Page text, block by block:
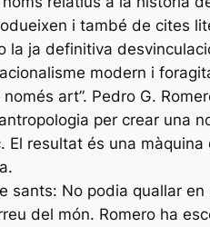
i també de cites
la ja definitiva
modern i
art”. Pedro G.
per crear
El resultat és una
sants: No podia quallar
del món. Romero ha